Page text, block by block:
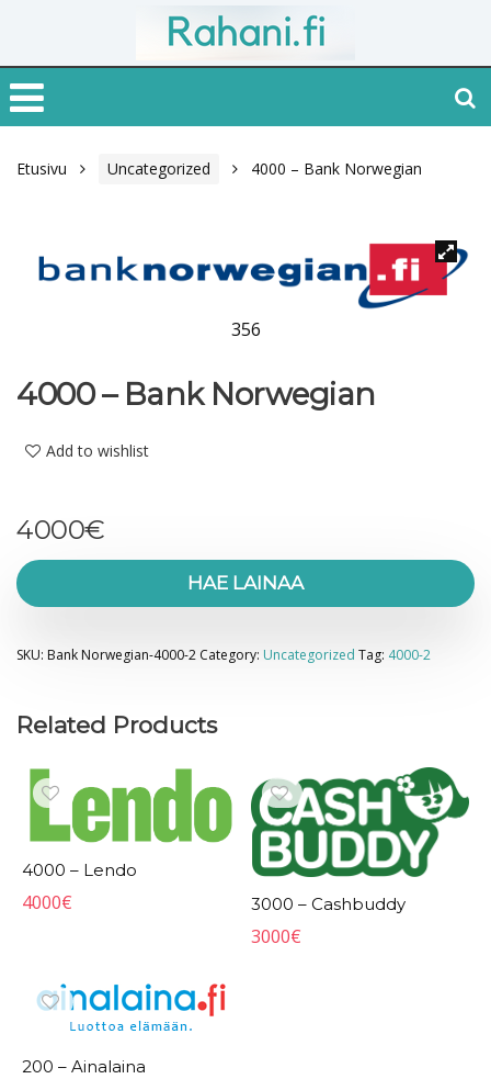
Etusivu Uncategorized 4000 – Bank Norwegian
356
4000 – Bank Norwegian
Add to wishlist
4000€
HAE LAINAA
SKU: Bank Norwegian-4000-2 Category: Uncategorized Tag: 4000-2
Related Products
4000 – Lendo
4000€ 3000 – Cashbuddy
3000€
200 – Ainalaina